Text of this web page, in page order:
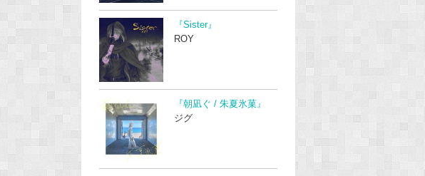
『Sister』
ROY
『朝凪ぐ / 朱夏氷菓』
ジグ